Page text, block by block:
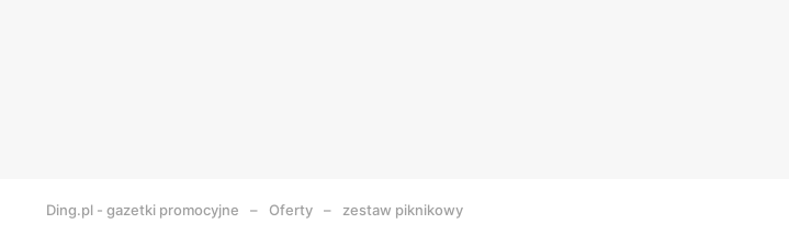
Ding.pl - gazetki promocyjne Oferty zestaw piknikowy